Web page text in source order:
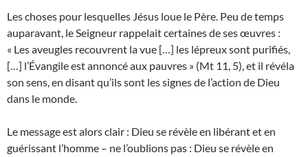
Les choses pour lesquelles Jésus loue le Père. Peu de temps
auparavant, le Seigneur rappelait certaines de ses œuvres :
« Les aveugles recouvrent la vue […] les lépreux sont purifiés,
[…] l’Évangile est annoncé aux pauvres » (Mt 11, 5), et il révéla
son sens, en disant qu’ils sont les signes de l’action de Dieu
dans le monde.
Le message est alors clair : Dieu se révèle en libérant et en
guérissant l’homme – ne l’oublions pas : Dieu se révèle en